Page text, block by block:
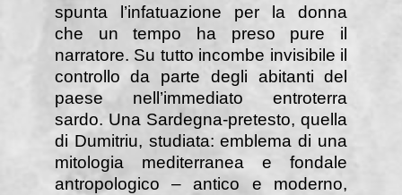
spunta l’infatuazione per la donna
che un tempo ha preso pure il
narratore. Su tutto incombe invisibile il
controllo da parte degli abitanti del
paese nell’immediato entroterra
sardo. Una Sardegna-pretesto, quella
di Dumitriu, studiata: emblema di una
mitologia mediterranea e fondale
antropologico – antico e moderno,